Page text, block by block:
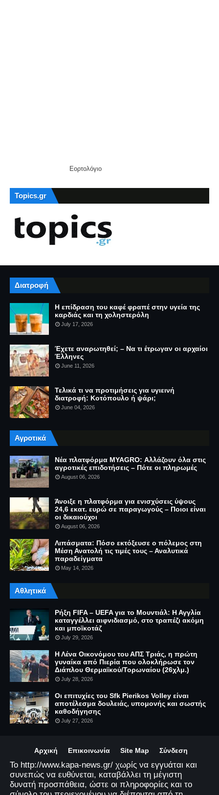
Εορτολόγιο
Topics.gr
Διατροφή
Η επίδραση του καφέ φραπέ στην υγεία της
καρδιάς και τη χοληστερόλη
July 17, 2026
Έχετε αναρωτηθεί; – Να τι έτρωγαν οι αρχαίοι
Έλληνες
June 11, 2026
Τελικά τι να προτιμήσεις για υγιεινή
διατροφή: Κοτόπουλο ή ψάρι;
June 04, 2026
Αγροτικά
Νέα πλατφόρμα MYAGRO: Αλλάζουν όλα στις
αγροτικές επιδοτήσεις – Πότε οι πληρωμές
August 06, 2026
Άνοιξε η πλατφόρμα για ενισχύσεις ύψους
24,6 εκατ. ευρώ σε παραγωγούς – Ποιοι είναι
οι δικαιούχοι
August 06, 2026
Λιπάσματα: Πόσο εκτόξευσε ο πόλεμος στη
Μέση Ανατολή τις τιμές τους – Αναλυτικά
παραδείγματα
May 14, 2026
Αθλητικά
Ρήξη FIFA – UEFA για το Μουντιάλ: Η Αγγλία
καταγγέλλει αιφνιδιασμό, στο τραπέζι ακόμη
και μποϊκοτάζ
July 29, 2026
Η Λένα Οικονόμου του ΑΠΣ Τριάς, η πρώτη
γυναίκα από Πιερία που ολοκλήρωσε τον
Διάπλου Θερμαϊκού/Τορωναίου (26χλμ.)
July 28, 2026
Οι επιτυχίες του Sfk Pierikos Volley είναι
αποτέλεσμα δουλειάς, υπομονής και σωστής
καθοδήγησης
July 27, 2026
Αρχική Επικοινωνία Site Map Σύνδεση
Το http://www.kapa-news.gr/ χωρίς να εγγυάται και
συνεπώς να ευθύνεται, καταβάλλει τη μέγιστη
δυνατή προσπάθεια, ώστε οι πληροφορίες και το